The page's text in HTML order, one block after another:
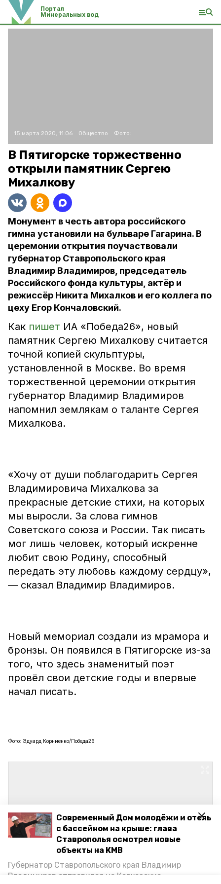
Современный Дом молодёжи и отель
с бассейном на крыше: глава
Ставрополья осмотрел новые
объекты на КМВ
Губернатор Ставропольского края Владимир
Владимиров отправился на Кавказские
Портал
Минеральных вод
15 марта 2020, 11:06 Общество Фото:
В Пятигорске торжественно
открыли памятник Сергею
Михалкову
Монумент в честь автора российского
гимна установили на бульваре Гагарина. В
церемонии открытия поучаствовали
губернатор Ставропольского края
Владимир Владимиров, председатель
Российского фонда культуры, актёр и
режиссёр Никита Михалков и его коллега по
цеху Егор Кончаловский.
Как пишет ИА «Победа26», новый
памятник Сергею Михалкову считается
точной копией скульптуры,
установленной в Москве. Во время
торжественной церемонии открытия
губернатор Владимир Владимиров
напомнил землякам о таланте Сергея
Михалкова.
«Хочу от души поблагодарить Сергея
Владимировича Михалкова за
прекрасные детские стихи, на которых
мы выросли. За слова гимнов
Советского союза и России. Так писать
мог лишь человек, который искренне
любит свою Родину, способный
передать эту любовь каждому сердцу»,
— сказал Владимир Владимиров.
Новый мемориал создали из мрамора и
бронзы. Он появился в Пятигорске из-за
того, что здесь знаменитый поэт
провёл свои детские годы и впервые
начал писать.
Фото: Эдуард Корниенко/Победа26